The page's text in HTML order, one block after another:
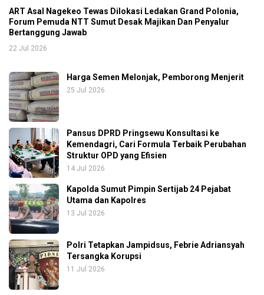
ART Asal Nagekeo Tewas Dilokasi Ledakan Grand Polonia,
Forum Pemuda NTT Sumut Desak Majikan Dan Penyalur
Bertanggung Jawab
22 Jul 2026
Harga Semen Melonjak, Pemborong Menjerit
25 Jul 2026
Pansus DPRD Pringsewu Konsultasi ke
Kemendagri, Cari Formula Terbaik Perubahan
Struktur OPD yang Efisien
14 Jul 2026
Kapolda Sumut Pimpin Sertijab 24 Pejabat
Utama dan Kapolres
13 Jul 2026
Polri Tetapkan Jampidsus, Febrie Adriansyah
Tersangka Korupsi
11 Jul 2026